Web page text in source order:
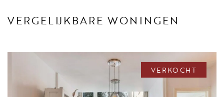
VERGELIJKBARE WONINGEN
VERKOCHT